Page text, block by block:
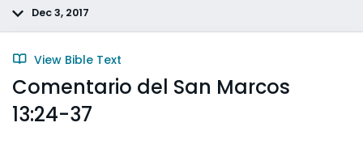
Dec 3, 2017
View Bible Text
Comentario del San Marcos
13:24-37